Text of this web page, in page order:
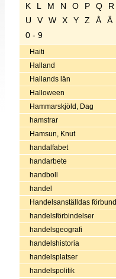
K
L M N O P Q R
U
V W X Y Z Å Ä
0 - 9
Haiti
Halland
Hallands län
Halloween
Hammarskjöld, Dag
hamstrar
Hamsun, Knut
handalfabet
handarbete
handboll
handel
Handelsanställdas förbund
handelsförbindelser
handelsgeografi
handelshistoria
handelsplatser
handelspolitik